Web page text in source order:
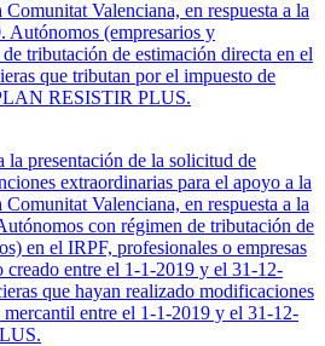
Valenciana, en respuesta a la
(empresarios y
tributación de estimación directa en el
que tributan por el impuesto de
RESISTIR PLUS.
la presentación de la solicitud de
extraordinarias para el apoyo a la
Valenciana, en respuesta a la
con régimen de tributación de
en el IRPF, profesionales o empresas
creado entre el 1-1-2019 y el 31-12-
que hayan realizado modificaciones
mercantil entre el 1-1-2019 y el 31-12-